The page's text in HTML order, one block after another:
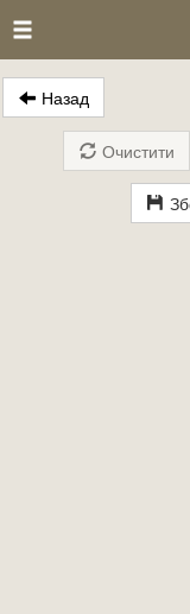
Назад
Очистити